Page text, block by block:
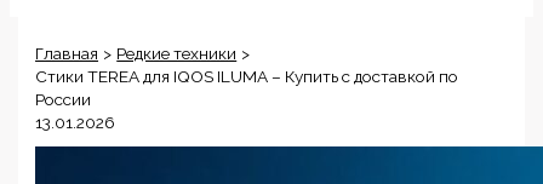
Главная
Редкие техники
Стики TEREA для IQOS ILUMA – Купить с доставкой по
России
13.01.2026